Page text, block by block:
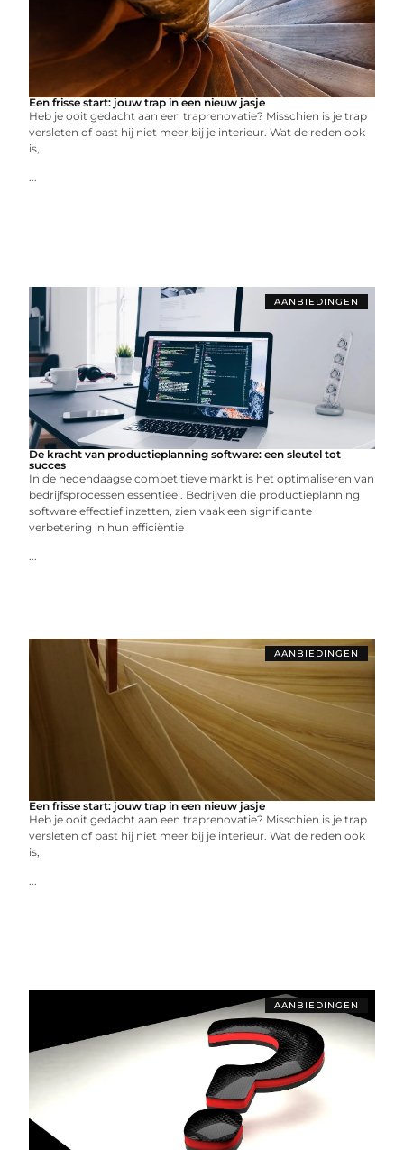
Een frisse start: jouw trap in een nieuw jasje
Heb je ooit gedacht aan een traprenovatie? Misschien is je trap
versleten of past hij niet meer bij je interieur. Wat de reden ook
is,
...
AANBIEDINGEN
De kracht van productieplanning software: een sleutel tot
succes
In de hedendaagse competitieve markt is het optimaliseren van
bedrijfsprocessen essentieel. Bedrijven die productieplanning
software effectief inzetten, zien vaak een significante
verbetering in hun efficiëntie
...
AANBIEDINGEN
Een frisse start: jouw trap in een nieuw jasje
Heb je ooit gedacht aan een traprenovatie? Misschien is je trap
versleten of past hij niet meer bij je interieur. Wat de reden ook
is,
...
AANBIEDINGEN